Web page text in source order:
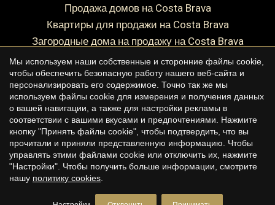
Продажа домов на Costa Brava
Квартиры для продажи на Costa Brava
Загородные дома на продажу на Costa Brava
Земельный участок на продажу на Costa Brava
Copyright © 2026 Premium Houses
Юридическое предупреждение
политика конфиденциальности
Политика в отношении файлов cookie
byiEstrategic
Мы используем наши собственные и сторонние файлы cookie,
чтобы обеспечить безопасную работу нашего веб-сайта и
персонализировать его содержимое. Точно так же мы
используем файлы cookie для измерения и получения данных
о вашей навигации, а также для настройки рекламы в
соответствии с вашими вкусами и предпочтениями. Нажмите
кнопку "Принять файлы cookie", чтобы подтвердить, что вы
прочитали и приняли представленную информацию. Чтобы
управлять этими файлами cookie или отключить их, нажмите
"Настройки". Чтобы получить больше информации, смотрите
нашу политику cookies